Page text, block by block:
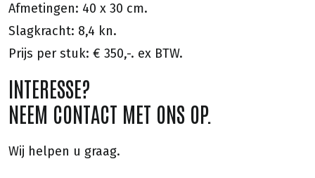
Afmetingen: 40 x 30 cm.
Slagkracht: 8,4 kn.
Prijs per stuk: € 350,-. ex BTW.
INTERESSE?
NEEM CONTACT MET ONS OP.
Wij helpen u graag.